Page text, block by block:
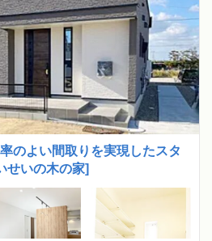
のよい間取りを実現したスタ
せいの木の家]